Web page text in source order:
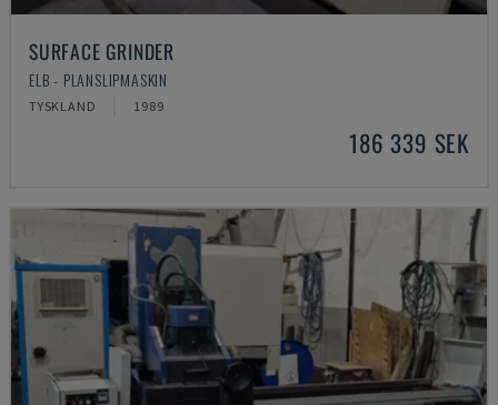
SURFACE GRINDER
ELB - PLANSLIPMASKIN
TYSKLAND 1989
186 339 SEK